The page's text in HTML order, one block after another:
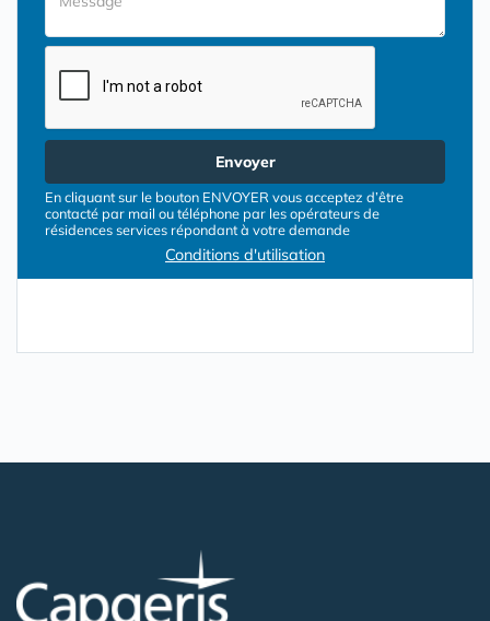
Envoyer
En cliquant sur le bouton ENVOYER vous acceptez d’être
contacté par mail ou téléphone par les opérateurs de
résidences services répondant à votre demande
Conditions d'utilisation